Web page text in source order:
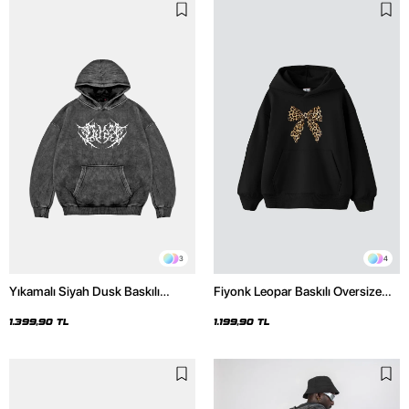
3
Yıkamalı Siyah Dusk Baskılı
1.399,90 TL
4
Fiyonk Leopar Baskılı Oversize
1.199,90 TL